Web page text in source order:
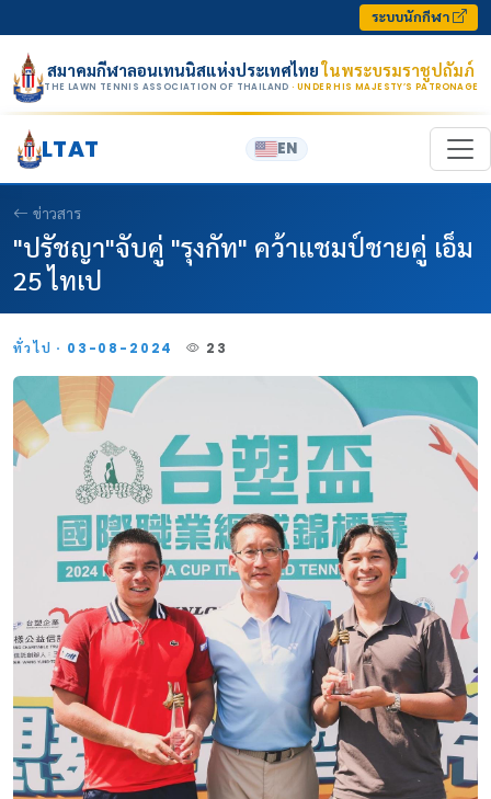
ระบบนักกีฬา
สมาคมกีฬาลอนเทนนิสแห่งประเทศไทยในพระบรมราชูปถัมภ์
THE LAWN TENNIS ASSOCIATION OF THAILAND · UNDER HIS MAJESTY’S PATRONAGE
LTAT EN
ข่าวสาร
"ปรัชญา"จับคู่ "รุงกัท" คว้าแชมป์ชายคู่ เอ็ม
25 ไทเป
ทั่วไป · 03-08-2024 23